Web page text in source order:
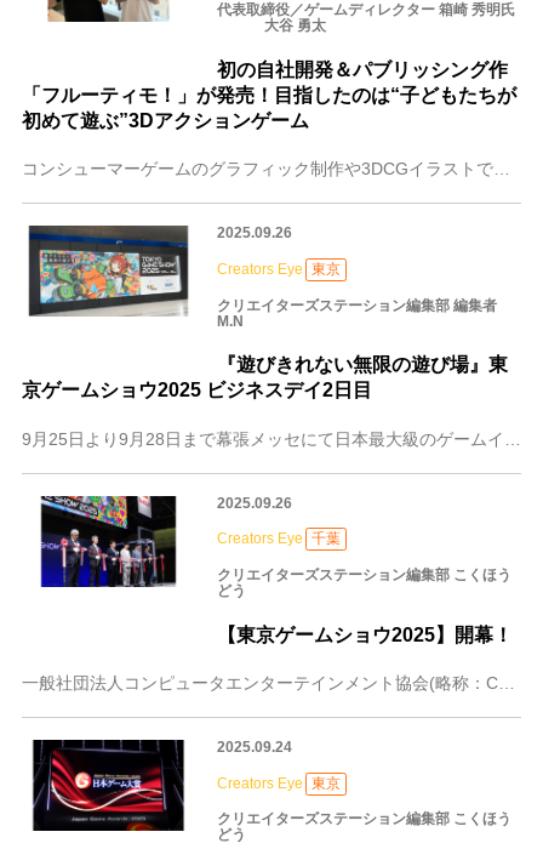
代表取締役／ゲームディレクター 箱崎 秀明氏
大谷 勇太
初の自社開発＆パブリッシング作
「フルーティモ！」が発売！目指したのは“子どもたちが
初めて遊ぶ”3Dアクションゲーム
コンシューマーゲームのグラフィック制作や3DCGイラストで実績を重ねてきた株式会社プラネッタが、初の自社開発・自社パブリッシング作品となる「フルーティモ！」を発
2025.09.26
Creators Eye 東京
クリエイターズステーション編集部 編集者
M.N
『遊びきれない無限の遊び場』東
京ゲームショウ2025 ビジネスデイ2日目
2025.09.26
Creators Eye 千葉
クリエイターズステーション編集部 こくほう
どう
【東京ゲームショウ2025】開幕！
一般社団法人コンピュータエンターテインメント協会(略称：CESA、会長：辻本春弘)主催の「東京ゲームショウ2025」が、2025年9月25日（木）に開幕した。「
2025.09.24
Creators Eye 東京
クリエイターズステーション編集部 こくほう
どう